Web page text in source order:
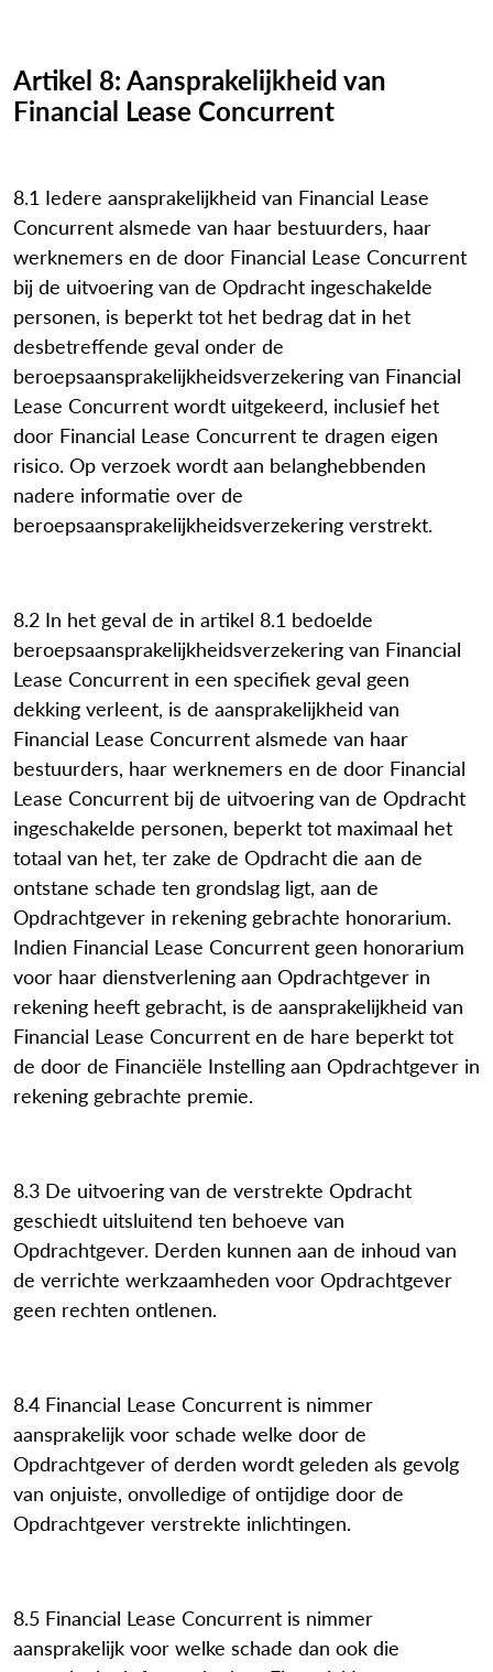
Artikel 8: Aansprakelijkheid van
Financial Lease Concurrent
8.1 Iedere aansprakelijkheid van Financial Lease
Concurrent alsmede van haar bestuurders, haar
werknemers en de door Financial Lease Concurrent
bij de uitvoering van de Opdracht ingeschakelde
personen, is beperkt tot het bedrag dat in het
desbetreffende geval onder de
beroepsaansprakelijkheidsverzekering van Financial
Lease Concurrent wordt uitgekeerd, inclusief het
door Financial Lease Concurrent te dragen eigen
risico. Op verzoek wordt aan belanghebbenden
nadere informatie over de
beroepsaansprakelijkheidsverzekering verstrekt.
8.2 In het geval de in artikel 8.1 bedoelde
beroepsaansprakelijkheidsverzekering van Financial
Lease Concurrent in een specifiek geval geen
dekking verleent, is de aansprakelijkheid van
Financial Lease Concurrent alsmede van haar
bestuurders, haar werknemers en de door Financial
Lease Concurrent bij de uitvoering van de Opdracht
ingeschakelde personen, beperkt tot maximaal het
totaal van het, ter zake de Opdracht die aan de
ontstane schade ten grondslag ligt, aan de
Opdrachtgever in rekening gebrachte honorarium.
Indien Financial Lease Concurrent geen honorarium
voor haar dienstverlening aan Opdrachtgever in
rekening heeft gebracht, is de aansprakelijkheid van
Financial Lease Concurrent en de hare beperkt tot
de door de Financiële Instelling aan Opdrachtgever in
rekening gebrachte premie.
8.3 De uitvoering van de verstrekte Opdracht
geschiedt uitsluitend ten behoeve van
Opdrachtgever. Derden kunnen aan de inhoud van
de verrichte werkzaamheden voor Opdrachtgever
geen rechten ontlenen.
8.4 Financial Lease Concurrent is nimmer
aansprakelijk voor schade welke door de
Opdrachtgever of derden wordt geleden als gevolg
van onjuiste, onvolledige of ontijdige door de
Opdrachtgever verstrekte inlichtingen.
8.5 Financial Lease Concurrent is nimmer
aansprakelijk voor welke schade dan ook die